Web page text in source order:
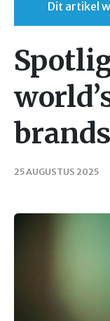
Dit artikel
25 AUGUSTUS 2025